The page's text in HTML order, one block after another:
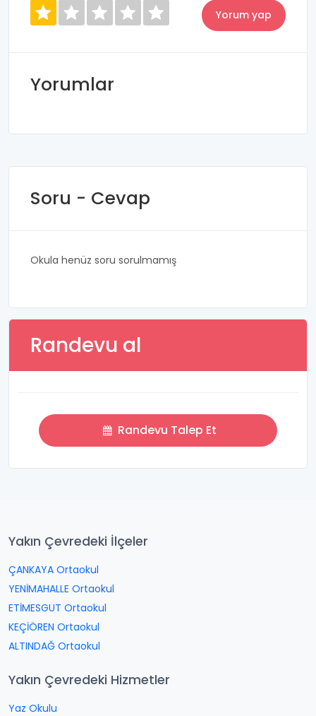
Yorumlar
Soru - Cevap
Okula henüz soru sorulmamış
Randevu al
Randevu Talep Et
Yakın Çevredeki İlçeler
ÇANKAYA Ortaokul
YENİMAHALLE Ortaokul
ETİMESGUT Ortaokul
KEÇİÖREN Ortaokul
ALTINDAĞ Ortaokul
Yakın Çevredeki Hizmetler
Yaz Okulu